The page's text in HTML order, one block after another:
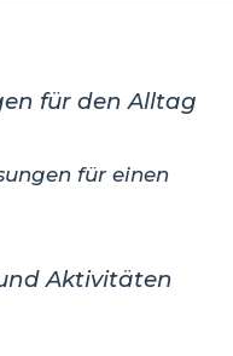
für den Alltag
für einen
Aktivitäten